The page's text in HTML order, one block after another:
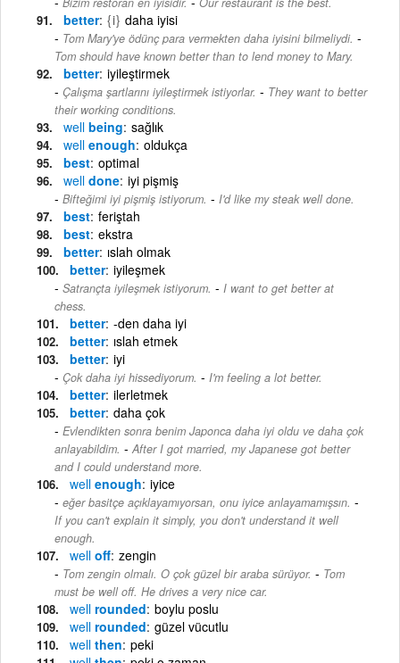
better {i} daha iyisi
Tom Mary'ye ödünç para vermekten daha iyisini bilmeliydi. -
Tom should have known better than to lend money to Mary.
better iyileştirmek
Çalışma şartlarını iyileştirmek istiyorlar. - They want to better
their working conditions.
well being sağlık
well enough oldukça
best optimal
well done iyi pişmiş
Bifteğimi iyi pişmiş istiyorum. - I'd like my steak well done.
best feriştah
best ekstra
better ıslah olmak
better iyileşmek
Satrançta iyileşmek istiyorum. - I want to get better at
chess.
better -den daha iyi
better ıslah etmek
better iyi
Çok daha iyi hissediyorum. - I'm feeling a lot better.
better ilerletmek
better daha çok
Evlendikten sonra benim Japonca daha iyi oldu ve daha çok
anlayabildim. - After I got married, my Japanese got better
and I could understand more.
well enough iyice
eğer basitçe açıklayamıyorsan, onu iyice anlayamamışsın. -
If you can't explain it simply, you don't understand it well
enough.
well off zengin
Tom zengin olmalı. O çok güzel bir araba sürüyor. - Tom
must be well off. He drives a very nice car.
well rounded boylu poslu
well rounded güzel vücutlu
well then peki